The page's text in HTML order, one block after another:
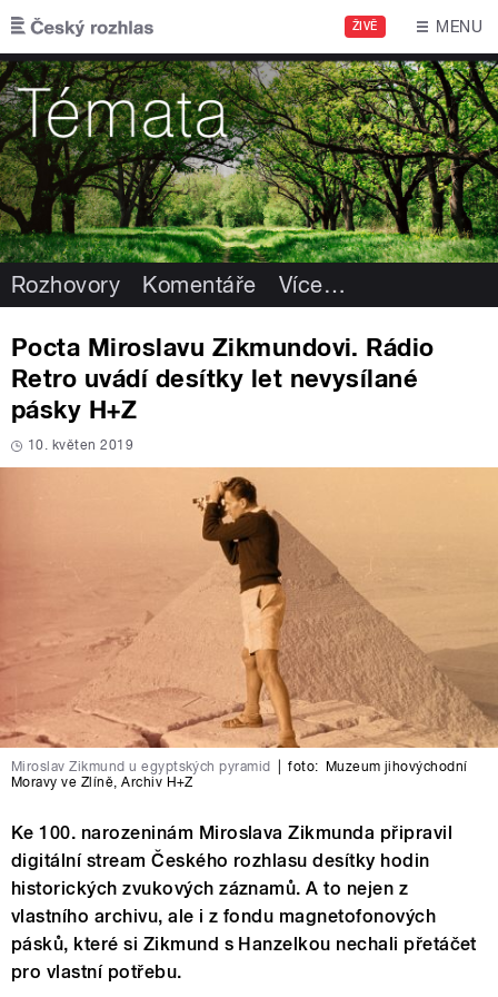
Přejít k hlavnímu obsahu
ŽIVĚ MENU
Rozhovory Komentáře Více…
Pocta Miroslavu Zikmundovi. Rádio
Retro uvádí desítky let nevysílané
pásky H+Z
10. květen 2019
Miroslav Zikmund u egyptských pyramid foto: Muzeum jihovýchodní
Moravy ve Zlíně, Archiv H+Z
Ke 100. narozeninám Miroslava Zikmunda připravil
digitální stream Českého rozhlasu desítky hodin
historických zvukových záznamů. A to nejen z
vlastního archivu, ale i z fondu magnetofonových
pásků, které si Zikmund s Hanzelkou nechali přetáčet
pro vlastní potřebu.